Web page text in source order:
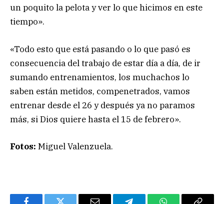
un poquito la pelota y ver lo que hicimos en este
tiempo».
«Todo esto que está pasando o lo que pasó es
consecuencia del trabajo de estar día a día, de ir
sumando entrenamientos, los muchachos lo
saben están metidos, compenetrados, vamos
entrenar desde el 26 y después ya no paramos
más, si Dios quiere hasta el 15 de febrero».
Fotos: Miguel Valenzuela.